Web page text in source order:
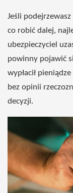
Jeśli
co robić dalej,
ubezpieczyciel
powinny pojawić
wypłacił
bez opinii
decyzji.